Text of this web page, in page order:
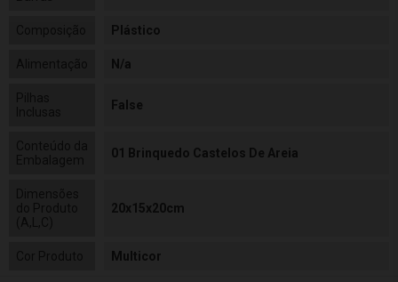
Plástico
N/a
False
01 Brinquedo Castelos De Areia
20x15x20cm
Multicor